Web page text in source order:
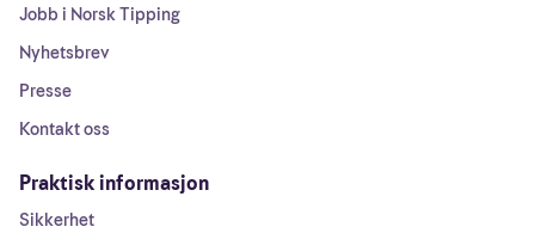
Jobb i Norsk Tipping
Nyhetsbrev
Presse
Kontakt oss
Praktisk informasjon
Sikkerhet